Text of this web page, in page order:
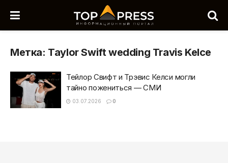
Метка: Taylor Swift wedding Travis Kelce
Тейлор Свифт и Трэвис Келси могли
тайно пожениться — СМИ
03.07.2026 0